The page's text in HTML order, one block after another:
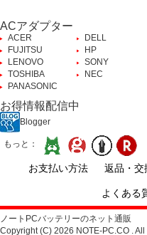
ACアダプター
ACER
DELL
FUJITSU
HP
LENOVO
SONY
TOSHIBA
NEC
PANASONIC
お得情報配信中
Blogger
もっと：
お支払い方法 返品・交
よくある
ノートPCバッテリーのネット通販
Copyright (C) 2026 NOTE-PC.CO .